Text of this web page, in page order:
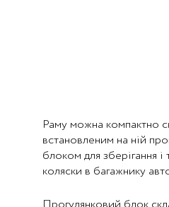
Раму можна компактно
встановленим на ній
блоком для зберігання і
коляски в багажнику